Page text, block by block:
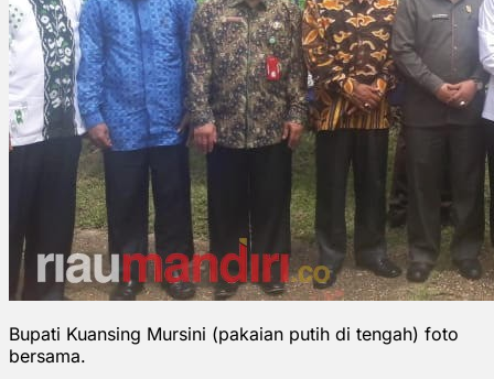
Bupati Kuansing Mursini (pakaian putih di tengah) foto
bersama.